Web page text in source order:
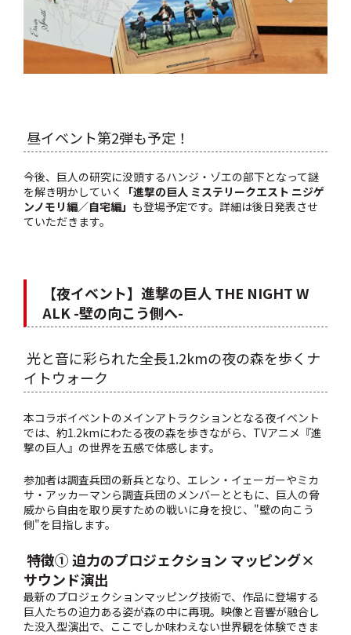
昼イベント第2弾も予定！
今後、巨人の研究に没頭するハンジ・ゾエの部下となって謎
を解き明かしていく
「進撃の巨人 ミステリークエスト ニジゲ
ンノモリ編／自宅編」 も登場予定です。詳細は後日発表させ
ていただきます。
【夜イベント】進撃の巨人 THE NIGHT W
ALK -壁の向こう側へ-
光と音に彩られた全長1.2kmの夜の森を歩くナ
イトウォーク
本コラボイベントのメインアトラクションとなる夜イベント
では、約1.2kmにわたる夜の森を歩きながら、TVアニメ『進
撃の巨人』の世界を五感で体感します。
参加者は調査兵団の新兵となり、エレン・イェーガーやミカ
サ・アッカーマンら調査兵団のメンバーとともに、巨人の脅
威から自由を取り戻すための戦いに身を投じ、"壁の向こう
側"を目指します。
特徴① 迫力のプロジェクション マッピング×
サウンド演出
最新のプロジェクションマッピング技術で、作品に登場する
巨人たちの迫力ある姿が森の中に再現。映像と音響が融合し
た没入型演出で、ここでしか味わえない世界観を体験できま